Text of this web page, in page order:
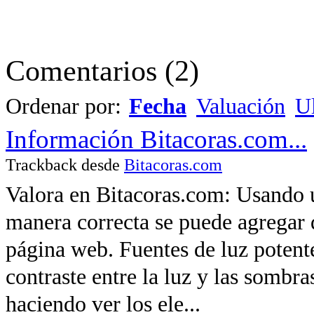
Comentarios (2)
Ordenar por: Fecha Valuación
Información Bitacoras.com...
Trackback desde Bitacoras.com
Valora en Bitacoras.com: Usando
manera correcta se puede
página web. Fuentes de luz
contraste entre la luz y las
haciendo ver los ele...